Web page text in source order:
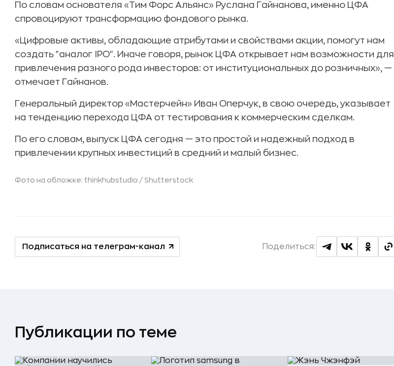
По словам основателя «Тим Форс Альянс» Руслана Гайнанова, именно ЦФА
спровоцируют трансформацию фондового рынка.
«Цифровые активы, обладающие атрибутами и свойствами акции, помогут нам
создать "аналог IPO". Иначе говоря, рынок ЦФА открывает нам возможности для
привлечения разного рода инвесторов: от институциональных до розничных», —
отмечает Гайнанов.
Генеральный директор «Мастерчейн» Иван Оперчук, в свою очередь, указывает
на тенденцию перехода ЦФА от тестирования к коммерческим сделкам.
По его словам, выпуск ЦФА сегодня — это простой и надежный подход в
привлечении крупных инвестиций в средний и малый бизнес.
Фото на обложке: thinkhubstudio / Shutterstock
Подписаться на телеграм-канал Поделиться:
Публикации по теме